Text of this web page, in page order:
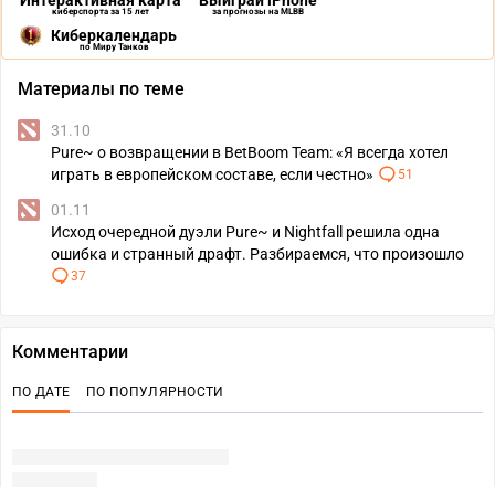
киберспорта за 15 лет за прогнозы на MLBB
Киберкалендарь
по Миру Танков
Материалы по теме
31.10
Pure~ о возвращении в BetBoom Team: «Я всегда хотел
играть в европейском составе, если честно»
51
01.11
Исход очередной дуэли Pure~ и Nightfall решила одна
ошибка и странный драфт. Разбираемся, что произошло
37
Комментарии
ПО ДАТЕ ПО ПОПУЛЯРНОСТИ